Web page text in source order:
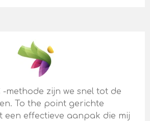
-methode zijn we snel tot de
To the point gerichte
een effectieve aanpak die mij